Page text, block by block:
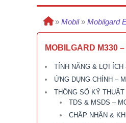
» Mobil » Mobilgard
MOBILGARD M330
TÍNH NĂNG & LỢI ÍCH
ỨNG DỤNG CHÍNH –
THÔNG SỐ KỸ
TDS & MSDS –
CHẤP NHẬN &